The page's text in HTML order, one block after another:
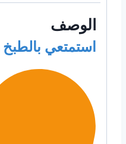
الوصف
استمتعي